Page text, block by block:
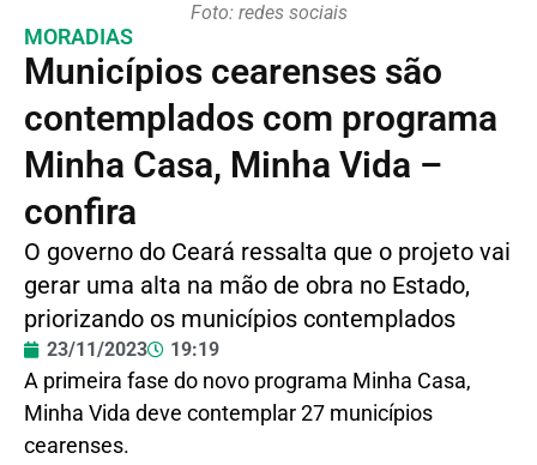
Foto: redes sociais
MORADIAS
Municípios cearenses são
contemplados com programa
Minha Casa, Minha Vida –
confira
O governo do Ceará ressalta que o projeto vai
gerar uma alta na mão de obra no Estado,
priorizando os municípios contemplados
23/11/2023 19:19
A primeira fase do novo programa Minha Casa,
Minha Vida deve contemplar 27 municípios
cearenses.